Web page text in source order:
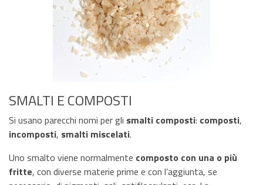
SMALTI E COMPOSTI
Si usano parecchi nomi per gli smalti composti: composti,
incomposti, smalti miscelati.
Uno smalto viene normalmente composto con una o più
fritte, con diverse materie prime e con l’aggiunta, se